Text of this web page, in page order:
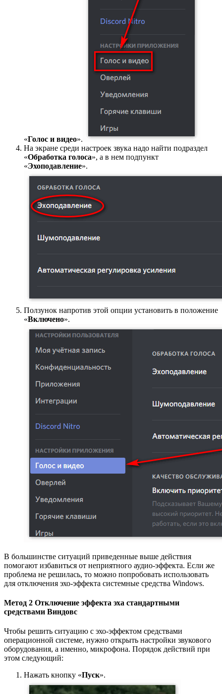
«Голос и видео».
На экране среди настроек звука надо найти подраздел
«Обработка голоса», а в нем подпункт
«Эхоподавление».
Ползунок напротив этой опции установить в положение
«Включено».
В большинстве ситуаций приведенные выше действия
помогают избавиться от неприятного аудио-эффекта. Если же
проблема не решилась, то можно попробовать использовать
для отключения эхо-эффекта системные средства Windows.
Метод 2 Отключение эффекта эха стандартными
средствами Виндовс
Чтобы решить ситуацию с эхо-эффектом средствами
операционной системе, нужно открыть настройки звукового
оборудования, а именно, микрофона. Порядок действий при
этом следующий:
Нажать кнопку «Пуск».